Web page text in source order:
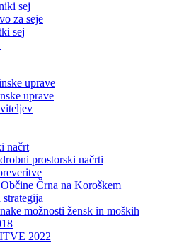
sej
za seje
sej
uprave
uprave
načrt
prostorski načrti
Črna na Koroškem
strategija
možnosti žensk in moških
2022